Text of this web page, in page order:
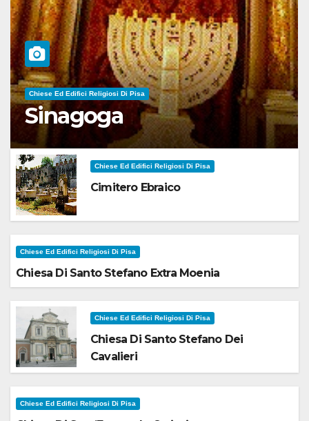
Chiese Ed Edifici Religiosi Di Pisa
Sinagoga
Chiese Ed Edifici Religiosi Di Pisa
Cimitero Ebraico
Chiese Ed Edifici Religiosi Di Pisa
Chiesa Di Santo Stefano Extra Moenia
Chiese Ed Edifici Religiosi Di Pisa
Chiesa Di Santo Stefano Dei
Cavalieri
Chiese Ed Edifici Religiosi Di Pisa